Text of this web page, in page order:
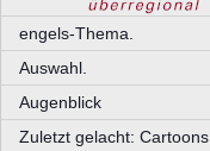
engels-Thema.
Auswahl.
Augenblick
Zuletzt gelacht: Cartoons.